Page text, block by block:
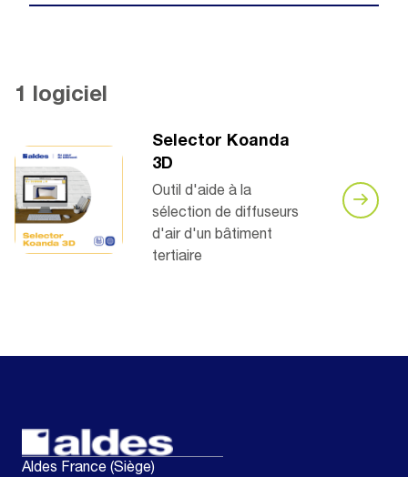
1 logiciel
Selector Koanda
3D
Outil d'aide à la
sélection de diffuseurs
d'air d'un bâtiment
tertiaire
Aldes France (Siège)